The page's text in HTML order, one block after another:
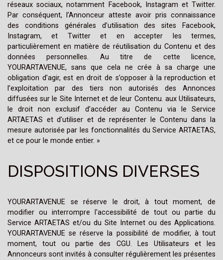
réseaux sociaux, notamment Facebook, Instagram et Twitter.
Par conséquent, l’Annonceur atteste avoir pris connaissance
des conditions générales d’utilisation des sites Facebook,
Instagram, et Twitter et en accepter les termes,
particulièrement en matière de réutilisation du Contenu et des
données personnelles. Au titre de cette licence,
YOURARTAVENUE, sans que cela ne crée à sa charge une
obligation d’agir, est en droit de s’opposer à la reproduction et
l’exploitation par des tiers non autorisés des Annonces
diffusées sur le Site Internet et de leur Contenu. aux Utilisateurs,
le droit non exclusif d’accéder au Contenu via le Service
ARTAETAS et d’utiliser et de représenter le Contenu dans la
mesure autorisée par les fonctionnalités du Service ARTAETAS,
et ce pour le monde entier. »
DISPOSITIONS DIVERSES
YOURARTAVENUE se réserve le droit, à tout moment, de
modifier ou interrompre l'accessibilité de tout ou partie du
Service ARTAETAS et/ou du Site Internet ou des Applications.
YOURARTAVENUE se réserve la possibilité de modifier, à tout
moment, tout ou partie des CGU. Les Utilisateurs et les
Annonceurs sont invités à consulter régulièrement les présentes